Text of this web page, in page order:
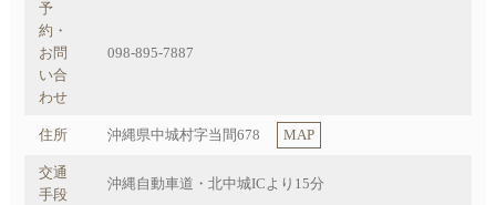
予
約・
お問
い合
わせ
098-895-7887
住所 沖縄県中城村字当間678 MAP
交通
手段
沖縄自動車道・北中城ICより15分